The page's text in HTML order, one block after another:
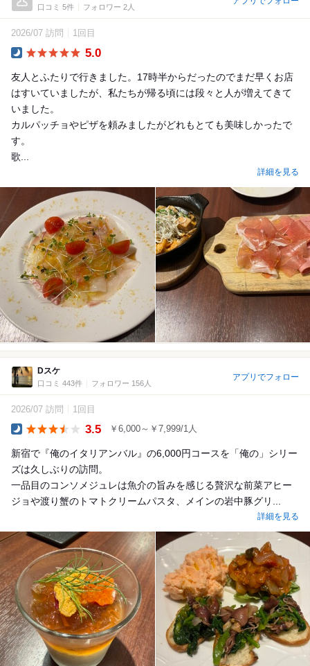
口コミ 5件 フォロワー 2人
2026/07 訪問 1回目
5.0
友人とふたりで行きました。17時半からだったのでまだ早くお店
はすいていましたが、私たちが帰る頃には段々と人が増えてきて
いました。
カルパッチョやピザを頼みましたがどれもとても美味しかったで
す。
歌...
詳細を見る
Dスケ
口コミ 443件 フォロワー 156人
アプリでフォロー
2026/07 訪問 1回目
3.5 ￥6,000～￥7,999/1人
新宿で『俺のイタリアンバル』の6,000円コースを「俺の」シリー
ズは久しぶりの訪問。
一品目のコンソメジュレは魚介の旨みを感じる贅沢な前菜アヒー
ジョや渡り蟹のトマトクリームパスタ、メインの岩中豚グリ...
詳細を見る